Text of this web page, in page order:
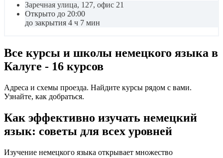
Заречная улица, 127, офис 21
Открыто до 20:00
до закрытия 4 ч 7 мин
Все курсы и школы немецкого языка в
Калуге - 16 курсов
Адреса и схемы проезда. Найдите курсы рядом с вами.
Узнайте, как добраться.
Как эффективно изучать немецкий
язык: советы для всех уровней
Изучение немецкого языка открывает множество